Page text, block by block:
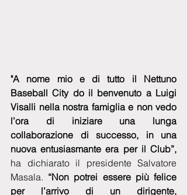
"A nome mio e di tutto il Nettuno
Baseball City do il benvenuto a Luigi
Visalli nella nostra famiglia e non vedo
l’ora di iniziare una lunga
collaborazione di successo, in una
ha dichiarato il presidente Salvatore
Masala. “Non potrei essere più felice
per l’arrivo di un dirigente,